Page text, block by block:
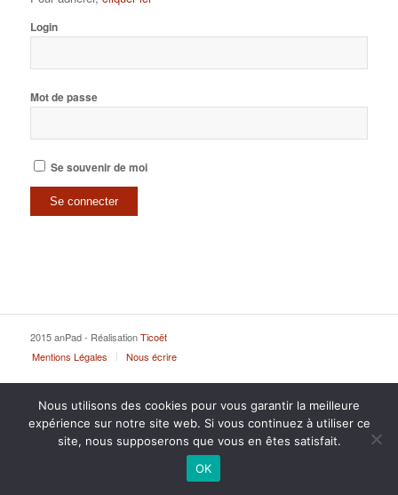
Login
Mot de passe
Se souvenir de moi
2015 anPad - RéalisationTicoët
Mentions Légales
Nous écrire
Nous utilisons des cookies pour vous garantir la meilleure
expérience sur notre site web. Si vous continuez à utiliser ce
site, nous supposerons que vous en êtes satisfait.
OK